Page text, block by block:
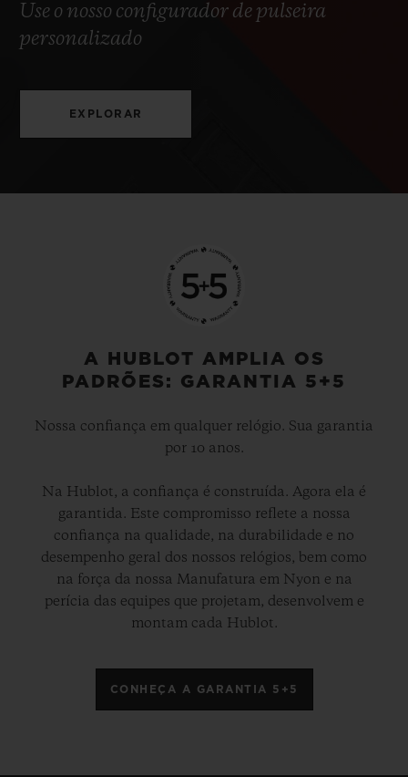
Use o nosso configurador de pulseira
personalizado
EXPLORAR
A HUBLOT AMPLIA OS
PADRÕES: GARANTIA 5+5
Nossa confiança em qualquer relógio. Sua garantia
por 10 anos.
Na Hublot, a confiança é construída. Agora ela é
garantida. Este compromisso reflete a nossa
confiança na qualidade, na durabilidade e no
desempenho geral dos nossos relógios, bem como
na força da nossa Manufatura em Nyon e na
perícia das equipes que projetam, desenvolvem e
montam cada Hublot.
CONHEÇA A GARANTIA 5+5